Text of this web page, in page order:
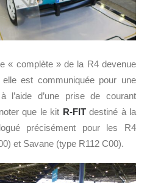
« complète » de la R4 devenue
est communiquée pour une
l’aide d’une prise de courant
que le kit R-FITdestiné à la
précisément pour les R4
et Savane (type R112 C00).